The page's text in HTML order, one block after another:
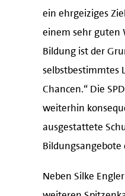
ein ehrgeiziges
einem sehr guten
Bildung ist der
selbstbestimmtes
Chancen.“ Die
weiterhin
ausgestattete
Bildungsangebote
Neben Silke
weiteren